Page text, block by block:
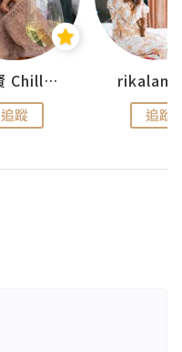
思思賢 ChillMyBabe
追蹤 追蹤